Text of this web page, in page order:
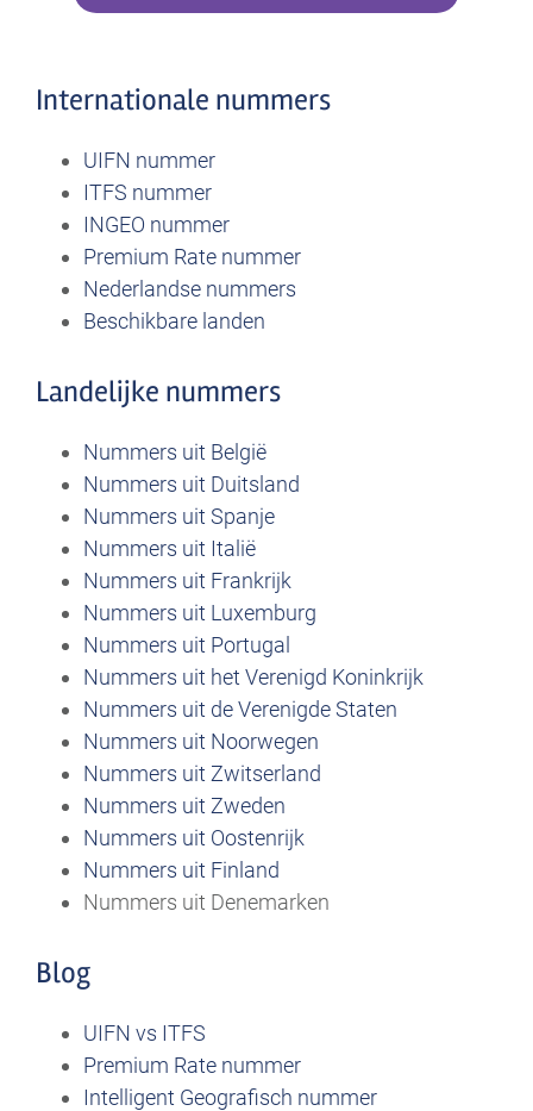
Internationale nummers
UIFN nummer
ITFS nummer
INGEO nummer
Premium Rate nummer
Nederlandse nummers
Beschikbare landen
Landelijke nummers
Nummers uit België
Nummers uit Duitsland
Nummers uit Spanje
Nummers uit Italië
Nummers uit Frankrijk
Nummers uit Luxemburg
Nummers uit Portugal
Nummers uit het Verenigd Koninkrijk
Nummers uit de Verenigde Staten
Nummers uit Noorwegen
Nummers uit Zwitserland
Nummers uit Zweden
Nummers uit Oostenrijk
Nummers uit Finland
Nummers uit Denemarken
Blog
UIFN vs ITFS
Premium Rate nummer
Intelligent Geografisch nummer